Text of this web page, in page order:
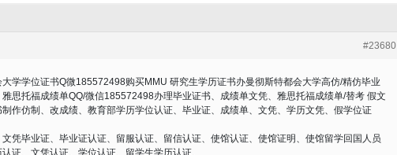
#23680
学学位证书Q微185572498购买MMU 研究生学历证书办曼彻斯特都会大学高仿/精仿毕业
思托福成绩单QQ/微信185572498办理毕业证书、成绩单文凭、雅思托福成绩单/替考 假文
作仿制、改成绩、教育部学历学位认证、毕业证、成绩单、文凭、学历文凭、假学位证
凭毕业证、毕业证认证、留服认证、留信认证、使馆认证、使馆证明、使馆留学回国人员
证、文凭认证、学位认证、留学生学历认证、